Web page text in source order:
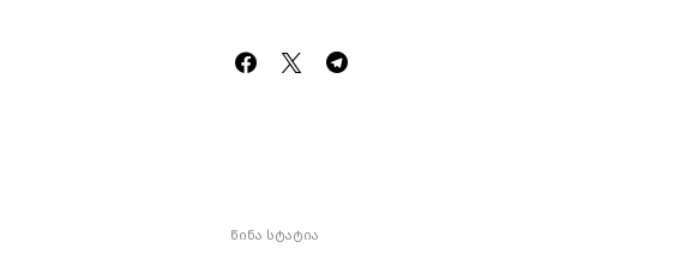
წინა სტატია